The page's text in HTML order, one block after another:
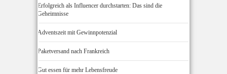
Erfolgreich als Influencer durchstarten: Das sind die
Geheimnisse
Adventszeit mit Gewinnpotenzial
Paketversand nach Frankreich
Gut essen für mehr Lebensfreude